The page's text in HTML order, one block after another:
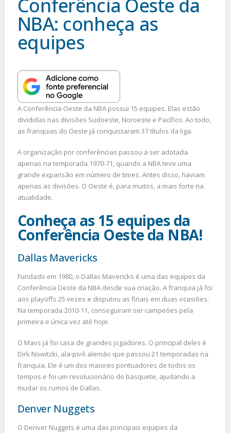
Conferência Oeste da
NBA: conheça as
equipes
A Conferência Oeste da NBA possui 15 equipes. Elas estão
divididas nas divisões Sudoeste, Noroeste e Pacífico. Ao todo,
as franquias do Oeste já conquistaram 37 títulos da liga.
A organização por conferências passou a ser adotada
apenas na temporada 1970-71, quando a NBA teve uma
grande expansão em número de times. Antes disso, haviam
apenas as divisões. O Oeste é, para muitos, a mais forte na
atualidade.
Conheça as 15 equipes da
Conferência Oeste da NBA!
Dallas Mavericks
Fundado em 1980, o Dallas Mavericks é uma das equipes da
Conferência Oeste da NBA desde sua criação. A franquia já foi
aos playoffs 25 vezes e disputou as finais em duas ocasiões.
Na temporada 2010-11, conseguiram ser campeões pela
primeira e única vez até hoje.
O Mavs já foi casa de grandes jogadores. O principal deles é
Dirk Nowitzki, ala-pivô alemão que passou 21 temporadas na
franquia. Ele é um dos maiores pontuadores de todos os
tempos e foi um revolucionário do basquete, ajudando a
mudar os rumos de Dallas.
Denver Nuggets
O Denver Nuggets é uma das principais equipes da